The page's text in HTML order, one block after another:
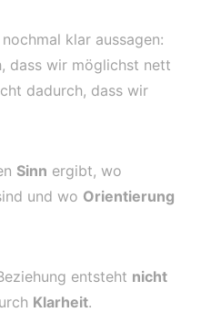
klar aussagen:
dass wir möglichst nett
dadurch, dass wir
Sinn ergibt, wo
und wo Orientierung
entsteht nicht
Klarheit.